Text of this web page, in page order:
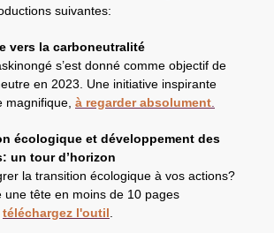
suivantes:
vers la carboneutralité
s’est donné comme objectif de
en 2023. Une initiative inspirante
magnifique, à regarder absolument
écologique et développement des
un tour d’horizon
la transition écologique à vos actions?
une tête en moins de 10 pages
téléchargez l'outil